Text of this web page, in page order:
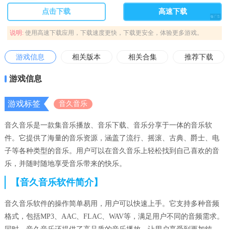
点击下载 高速下载
说明: 使用高速下载应用，下载速度更快，下载更安全，体验更多游戏。
游戏信息 相关版本 相关合集 推荐下载
游戏信息
游戏标签 音久音乐
音久音乐是一款集音乐播放、音乐下载、音乐分享于一体的音乐软
件。它提供了海量的音乐资源，涵盖了流行、摇滚、古典、爵士、电
子等各种类型的音乐。用户可以在音久音乐上轻松找到自己喜欢的音
乐，并随时随地享受音乐带来的快乐。
【音久音乐软件简介】
音久音乐软件的操作简单易用，用户可以快速上手。它支持多种音频
格式，包括MP3、AAC、FLAC、WAV等，满足用户不同的音频需求。